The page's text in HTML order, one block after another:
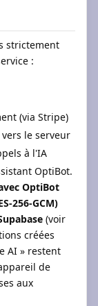
strictement
:
(via Stripe)
le serveur
à l'IA
OptiBot.
OptiBot
256-GCM)
(voir
créées
AI » restent
de
aux